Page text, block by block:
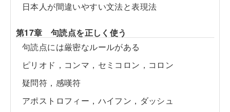
日本人が間違いやすい文法と表現法
第17章 句読点を正しく使う
句読点には厳密なルールがある
ピリオド，コンマ，セミコロン，コロン
疑問符，感嘆符
アポストロフィー，ハイフン，ダッシュ